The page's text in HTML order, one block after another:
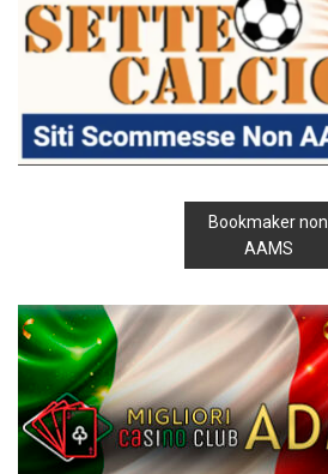
Bookmaker non
AAMS